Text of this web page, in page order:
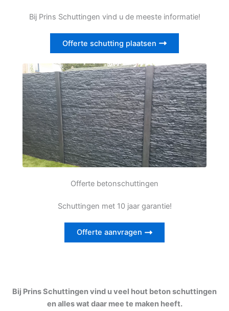
Bij Prins Schuttingen vind u de meeste informatie!
Offerte schutting plaatsen
Offerte betonschuttingen
Schuttingen met 10 jaar garantie!
Offerte aanvragen
Bij Prins Schuttingen vind u veel hout beton schuttingen
en alles wat daar mee te maken heeft.